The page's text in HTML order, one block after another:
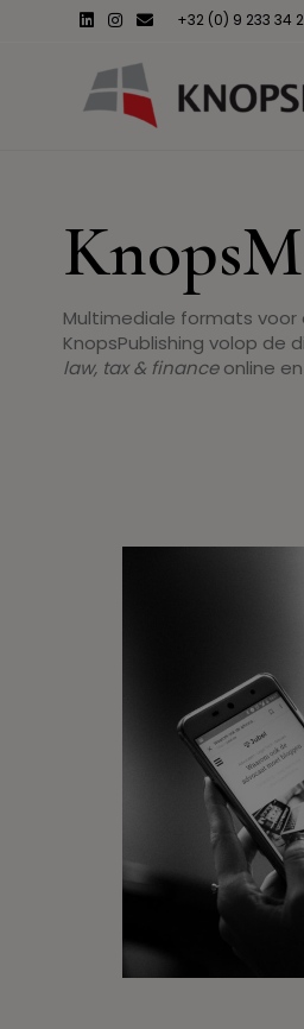
LinkedinInstagram
Email +32 (0) 9 233 34
Multimediale formats voor
KnopsPublishing volop de
law, tax & financeonline